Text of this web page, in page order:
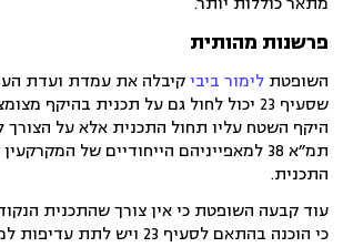
פרשנות מהותית
השופטת לימור ביביקיבלה את עמדת ועדת
שסעיף 23 יכול לחול גם על תכנית בהיקף
היקף השטח עליו תחול התכנית אלא על
תמ״א 38
למאפייניהם הייחודיים של
התכנית.
עוד קבעה השופטת כי אין צורך שהתכנית
כי הוכנה בהתאם לסעיף 23 ויש לתת עדיפות למהות התכנית.